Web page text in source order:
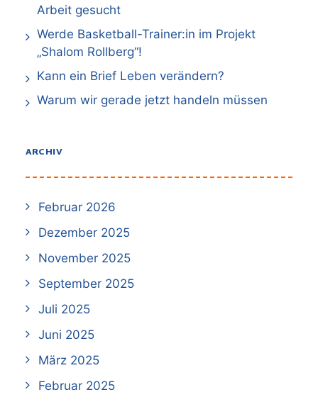
Arbeit gesucht
Werde Basketball-Trainer:in im Projekt
„Shalom Rollberg“!
Kann ein Brief Leben verändern?
Warum wir gerade jetzt handeln müssen
ARCHIV
Februar 2026
Dezember 2025
November 2025
September 2025
Juli 2025
Juni 2025
März 2025
Februar 2025